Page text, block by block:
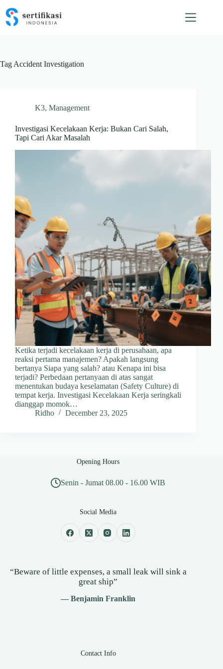
content
Tag Accident Investigation
K3, Management
Investigasi Kecelakaan Kerja: Bukan Cari Salah,
Tapi Cari Akar Masalah
Ketika terjadi kecelakaan kerja di perusahaan, apa
reaksi pertama manajemen? Apakah langsung
bertanya Siapa yang salah? atau Kenapa ini bisa
terjadi? Perbedaan pertanyaan di atas sangat
menentukan budaya keselamatan (Safety Culture) di
tempat kerja. Investigasi Kecelakaan Kerja seringkali
dianggap momok…
Ridho
December 23, 2025
Opening Hours
Senin - Jumat 08.00 - 16.00 WIB
Social Media
“Beware of little expenses, a small leak will sink a
great ship”
— Benjamin Franklin
Contact Info